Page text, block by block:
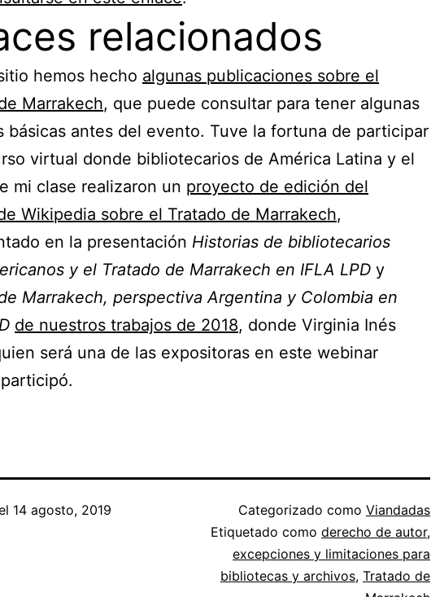
relacionados
hemos hecho algunas publicaciones sobre el
Marrakech, que puede consultar para tener algunas
básicas antes del evento. Tuve la fortuna de participar
virtual donde bibliotecarios de América Latina y el
mi clase realizaron un proyecto de edición del
Wikipedia sobre el Tratado de Marrakech,
en la presentación Historias de bibliotecarios
y el Tratado de Marrakech en IFLA LPD y
Marrakech, perspectiva Argentina y Colombia en
de nuestros trabajos de 2018, donde Virginia Inés
será una de las expositoras en este webinar
14 agosto, 2019 Categorizado como Viandadas
Etiquetado como derecho de autor,
excepciones y limitaciones para
bibliotecas y archivos, Tratado de